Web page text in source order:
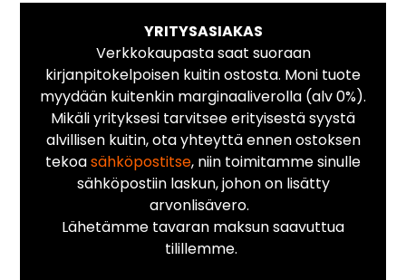
YRITYSASIAKAS
Verkkokaupasta saat suoraan
kirjanpitokelpoisen kuitin ostosta. Moni tuote
myydään kuitenkin marginaaliverolla (alv 0%).
Mikäli yrityksesi tarvitsee erityisestä syystä
alvillisen kuitin, ota yhteyttä ennen ostoksen
tekoasähköpostitse, niin toimitamme sinulle
sähköpostiin laskun, johon on lisätty
arvonlisävero.
Lähetämme tavaran maksun saavuttua
tilillemme.